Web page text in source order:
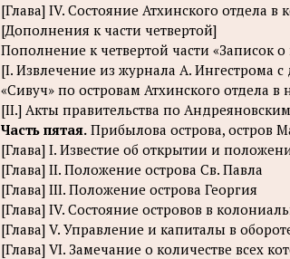
[Глава] IV. Состояние Атхинского отдела
[Дополнения к части четвертой]
Пополнение к четвертой части «Записок
[I. Извлечение из журнала А. Ингестрома
«Сивуч» по островам Атхинского отдела в
[II.] Акты правительства по
Часть пятая. Прибылова острова, остров
[Глава] I. Известие об открытии и
[Глава] II. Положение острова Св. Павла
[Глава] III. Положение острова Георгия
[Глава] IV. Состояние островов в
[Глава] V. Управление и капиталы в
[Глава] VI. Замечание о количестве всех